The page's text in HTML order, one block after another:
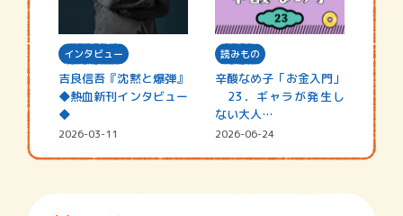
インタビュー
吉良信吾『沈黙と爆弾』
◆熱血新刊インタビュー
◆
2026-03-11
読みもの
辛酸なめ子「お金入門」
23．ギャラが発生し
ない大人…
2026-06-24